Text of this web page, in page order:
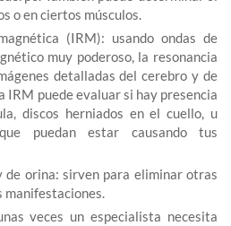
o en ciertos músculos.
(IRM): usando ondas de
muy poderoso, la resonancia
detalladas del cerebro y de
IRM puede evaluar si hay presencia
discos herniados en el cuello, u
puedan estar causando tus
de orina: sirven para eliminar otras
manifestaciones.
veces un especialista necesita